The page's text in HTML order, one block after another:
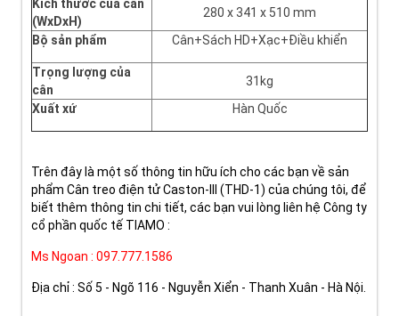
Kích thước của cân
(WxDxH)
280 x 341 x 510 mm
Bộ sản phẩm
Cân+Sách HD+Xạc+Điều khiển
Trọng lượng của
cân
31kg
Xuất xứ
Hàn Quốc
Trên đây là một số thông tin hữu ích cho các bạn về sản
phẩm Cân treo điện tử Caston-III (THD-1) của chúng tôi, để
biết thêm thông tin chi tiết, các bạn vui lòng liên hệ Công ty
cổ phần quốc tế TIAMO :
Ms Ngoan : 097.777.1586
Địa chỉ : Số 5 - Ngõ 116 - Nguyễn Xiển - Thanh Xuân - Hà Nội.